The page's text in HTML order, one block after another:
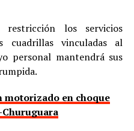
los servicios
cuadrillas vinculadas al
personal mantendrá sus
motorizado en choque